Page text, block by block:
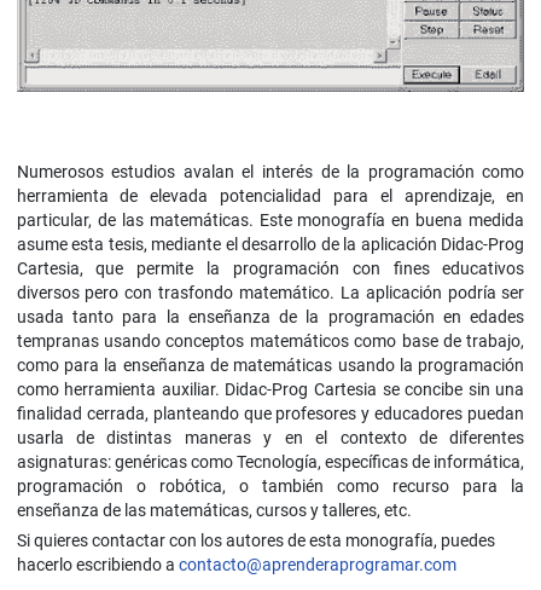
Numerosos estudios avalan el interés de la programación como
herramienta de elevada potencialidad para el aprendizaje, en
particular, de las matemáticas. Este monografía en buena medida
asume esta tesis, mediante el desarrollo de la aplicación Didac-Prog
Cartesia, que permite la programación con fines educativos
diversos pero con trasfondo matemático. La aplicación podría ser
usada tanto para la enseñanza de la programación en edades
tempranas usando conceptos matemáticos como base de trabajo,
como para la enseñanza de matemáticas usando la programación
como herramienta auxiliar. Didac-Prog Cartesia se concibe sin una
finalidad cerrada, planteando que profesores y educadores puedan
usarla de distintas maneras y en el contexto de diferentes
asignaturas: genéricas como Tecnología, específicas de informática,
programación o robótica, o también como recurso para la
enseñanza de las matemáticas, cursos y talleres, etc.
Si quieres contactar con los autores de esta monografía, puedes
hacerlo escribiendo a contacto@aprenderaprogramar.com